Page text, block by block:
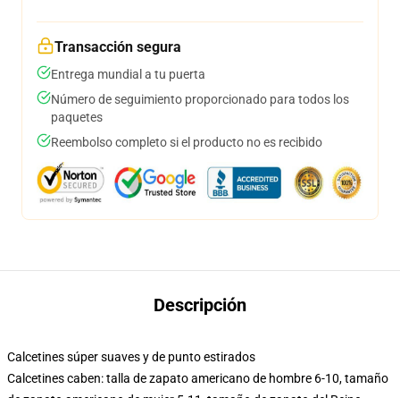
Transacción segura
Entrega mundial a tu puerta
Número de seguimiento proporcionado para todos los
paquetes
Reembolso completo si el producto no es recibido
Descripción
Calcetines súper suaves y de punto estirados
Calcetines caben: talla de zapato americano de hombre 6-10, tamaño